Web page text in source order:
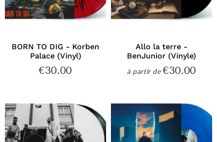
BORN TO DIG - Korben
Palace (Vinyl)
Prix
€30.00
Allo la terre -
BenJunior (Vinyle)
à partir dePrix
€30.00